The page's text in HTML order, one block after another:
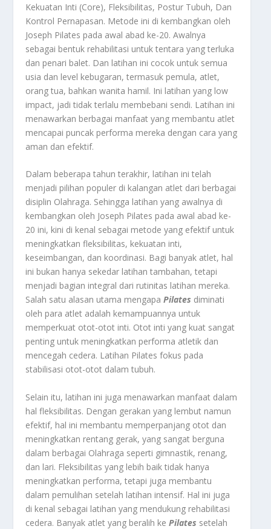
Kekuatan Inti (Core), Fleksibilitas, Postur Tubuh, Dan
Kontrol Pernapasan. Metode ini di kembangkan oleh
Joseph Pilates pada awal abad ke-20. Awalnya
sebagai bentuk rehabilitasi untuk tentara yang terluka
dan penari balet. Dan latihan ini cocok untuk semua
usia dan level kebugaran, termasuk pemula, atlet,
orang tua, bahkan wanita hamil. Ini latihan yang low
impact, jadi tidak terlalu membebani sendi. Latihan ini
menawarkan berbagai manfaat yang membantu atlet
mencapai puncak performa mereka dengan cara yang
aman dan efektif.
Dalam beberapa tahun terakhir, latihan ini telah
menjadi pilihan populer di kalangan atlet dari berbagai
disiplin Olahraga. Sehingga latihan yang awalnya di
kembangkan oleh Joseph Pilates pada awal abad ke-
20 ini, kini di kenal sebagai metode yang efektif untuk
meningkatkan fleksibilitas, kekuatan inti,
keseimbangan, dan koordinasi. Bagi banyak atlet, hal
ini bukan hanya sekedar latihan tambahan, tetapi
menjadi bagian integral dari rutinitas latihan mereka.
Salah satu alasan utama mengapaPilates diminati
oleh para atlet adalah kemampuannya untuk
memperkuat otot-otot inti. Otot inti yang kuat sangat
penting untuk meningkatkan performa atletik dan
mencegah cedera. Latihan Pilates fokus pada
stabilisasi otot-otot dalam tubuh.
Selain itu, latihan ini juga menawarkan manfaat dalam
hal fleksibilitas. Dengan gerakan yang lembut namun
efektif, hal ini membantu memperpanjang otot dan
meningkatkan rentang gerak, yang sangat berguna
dalam berbagai Olahraga seperti gimnastik, renang,
dan lari. Fleksibilitas yang lebih baik tidak hanya
meningkatkan performa, tetapi juga membantu
dalam pemulihan setelah latihan intensif. Hal ini juga
di kenal sebagai latihan yang mendukung rehabilitasi
cedera. Banyak atlet yang beralih kePilates setelah